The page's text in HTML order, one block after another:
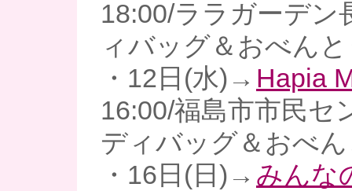
18:00/ララガーデン
ィバッグ＆おべん
・12日(水)→ Hapia
16:00/福島市市民セ
ディバッグ＆おべ
・16日(日)→ みんな